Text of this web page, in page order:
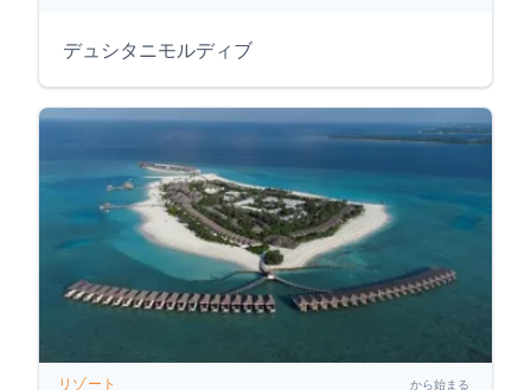
デュシタニモルディブ
リゾート から始まる